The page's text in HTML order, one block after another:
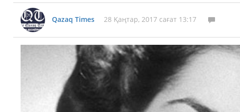
Qazaq Times 28 Қаңтар, 2017 сағат 13:17